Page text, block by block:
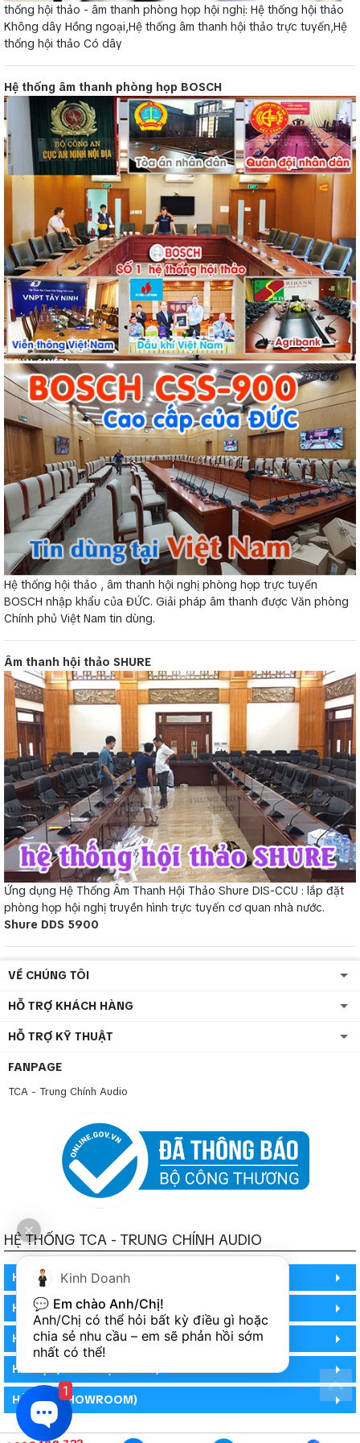
thống hội thảo - âm thanh phòng họp hội nghị: Hệ thống hội thảo
Không dây Hồng ngoại,Hệ thống âm thanh hội thảo trực tuyến,Hệ
thống hội thảo Có dây
Hệ thống âm thanh phòng họp BOSCH
Hệ thống hội thảo , âm thanh hội nghị phòng họp trực tuyến
BOSCH nhập khẩu của ĐỨC. Giải pháp âm thanh được Văn phòng
Chính phủ Việt Nam tin dùng.
Âm thanh hội thảo SHURE
Ứng dụng Hệ Thống Âm Thanh Hội Thảo Shure DIS-CCU : lắp đặt
phòng họp hội nghị truyền hình trực tuyến cơ quan nhà nước.
Shure DDS 5900
VỀ CHÚNG TÔI
HỖ TRỢ KHÁCH HÀNG
HỖ TRỢ KỸ THUẬT
FANPAGE
TCA - Trung Chính Audio
HỆ THỐNG TCA - TRUNG CHÍNH AUDIO
HỒ CHÍ MINH
HỒ CHÍ MINH
HỒ CHÍ MINH (PHÒNG BẢO HÀNH)
HÀ NỘI (DEMO HỆ THỐNG)
HÀ NỘI (SHOWROOM)
Kinh Doanh
💬 Em chào Anh/Chị!
Anh/Chị có thể hỏi bất kỳ điều gì hoặc
chia sẻ nhu cầu – em sẽ phản hồi sớm
nhất có thể!
1